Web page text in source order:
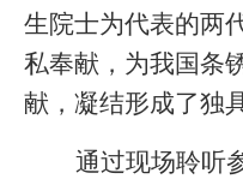
生院士为代表的两
私奉献，为我国条
献，凝结形成了独
通过现场聆听